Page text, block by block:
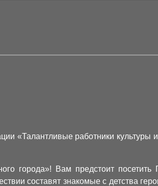
«Талантливые работники культуры
города»! Вам предстоит
составят знакомые с детства